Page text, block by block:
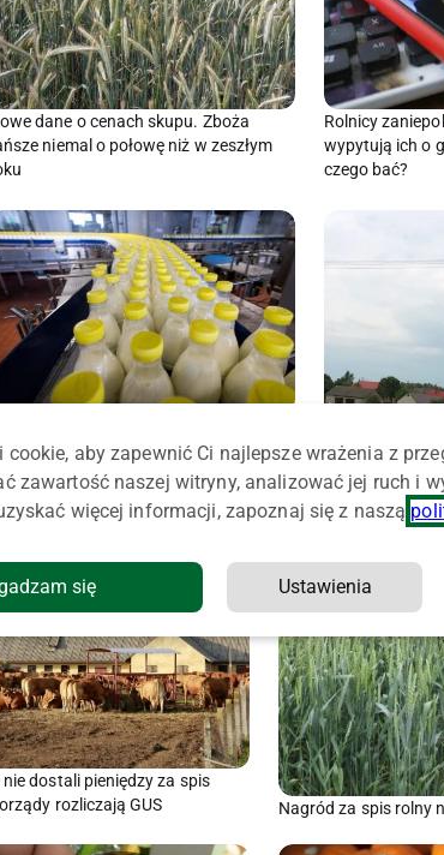
dane o cenach skupu. Zboża
niemal o połowę niż w zeszłym
Rolnicy
wypytują ich o
czego bać?
Na wsiach
znacznie
nie dostali pieniędzy za spis
rozliczają GUS
Nagród za spis rolny
cookie, aby zapewnić Ci najlepsze wrażenia z
zawartość naszej witryny, analizować jej ruch i
więcej informacji, zapoznaj się z naszą
się Ustawienia